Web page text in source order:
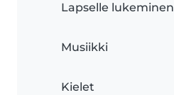
Lapselle lukeminen
Musiikki
Kielet